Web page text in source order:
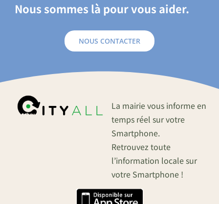
Nous sommes là pour vous aider.
NOUS CONTACTER
La mairie vous informe en
temps réel sur votre
Smartphone.
Retrouvez toute
l’information locale sur
votre Smartphone !